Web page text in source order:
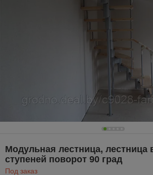
Модульная лестница, лестница
ступеней поворот 90 град
Под заказ